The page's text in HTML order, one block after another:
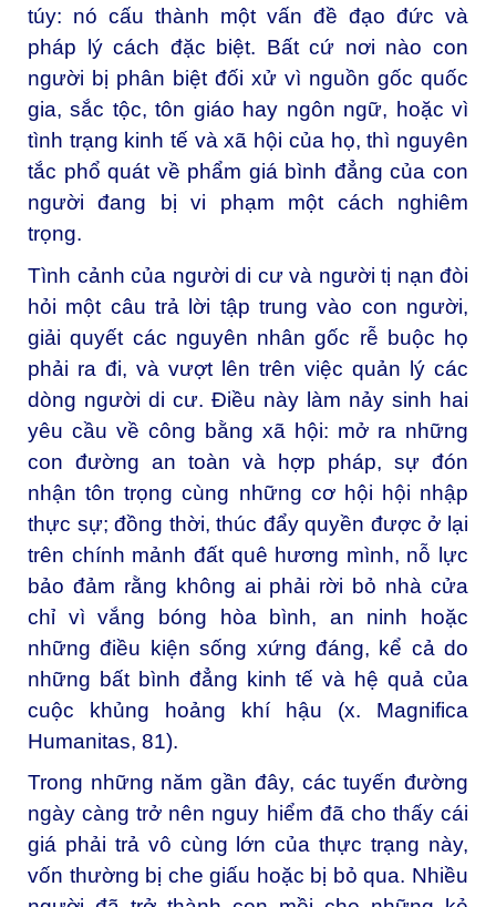
túy: nó cấu thành một vấn đề đạo đức và
pháp lý cách đặc biệt. Bất cứ nơi nào con
người bị phân biệt đối xử vì nguồn gốc quốc
gia, sắc tộc, tôn giáo hay ngôn ngữ, hoặc vì
tình trạng kinh tế và xã hội của họ, thì nguyên
tắc phổ quát về phẩm giá bình đẳng của con
người đang bị vi phạm một cách nghiêm
trọng.
Tình cảnh của người di cư và người tị nạn đòi
hỏi một câu trả lời tập trung vào con người,
giải quyết các nguyên nhân gốc rễ buộc họ
phải ra đi, và vượt lên trên việc quản lý các
dòng người di cư. Điều này làm nảy sinh hai
yêu cầu về công bằng xã hội: mở ra những
con đường an toàn và hợp pháp, sự đón
nhận tôn trọng cùng những cơ hội hội nhập
thực sự; đồng thời, thúc đẩy quyền được ở lại
trên chính mảnh đất quê hương mình, nỗ lực
bảo đảm rằng không ai phải rời bỏ nhà cửa
chỉ vì vắng bóng hòa bình, an ninh hoặc
những điều kiện sống xứng đáng, kể cả do
những bất bình đẳng kinh tế và hệ quả của
cuộc khủng hoảng khí hậu (x. Magnifica
Humanitas, 81).
Trong những năm gần đây, các tuyến đường
ngày càng trở nên nguy hiểm đã cho thấy cái
giá phải trả vô cùng lớn của thực trạng này,
vốn thường bị che giấu hoặc bị bỏ qua. Nhiều